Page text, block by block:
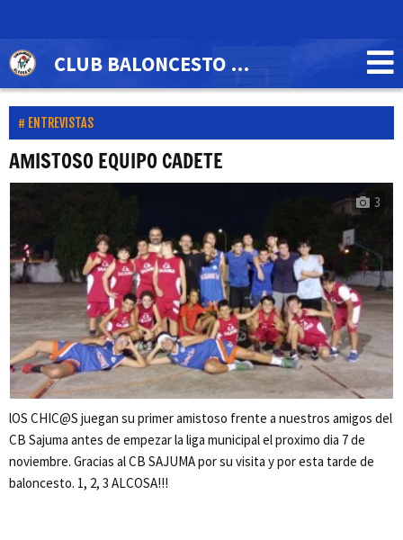
CLUB BALONCESTO ALCOSA'84
ENTREVISTAS
AMISTOSO EQUIPO CADETE
3
lOS CHIC@S juegan su primer amistoso frente a nuestros amigos del
CB Sajuma antes de empezar la liga municipal el proximo dia 7 de
noviembre. Gracias al CB SAJUMA por su visita y por esta tarde de
baloncesto. 1, 2, 3 ALCOSA!!!